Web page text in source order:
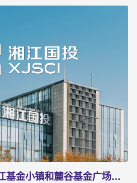
2026-2027年度湘江基金小镇和麓谷基金广场电子屏技术维护服务成交结果公告